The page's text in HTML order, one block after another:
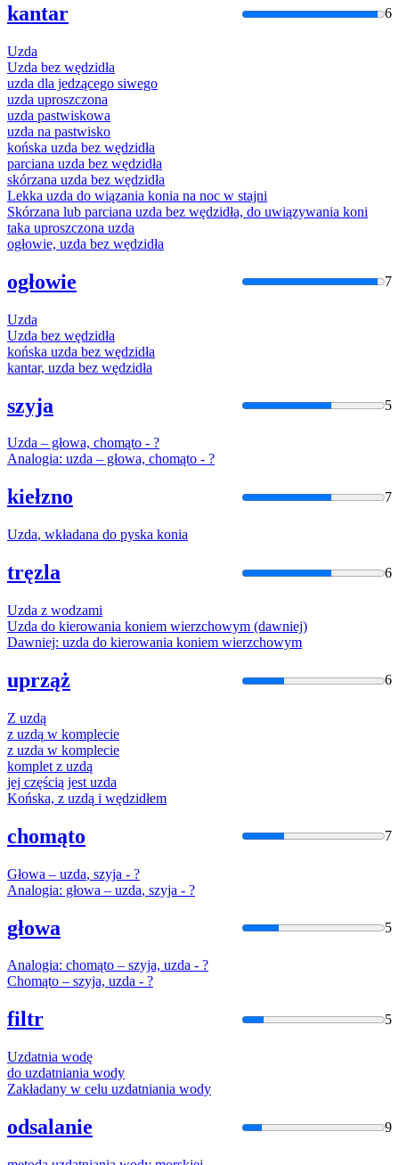
kantar 6
Uzda
Uzda bez wędzidła
uzda dla jedzącego siwego
uzda uproszczona
uzda pastwiskowa
uzda na pastwisko
końska uzda bez wędzidła
parciana uzda bez wędzidła
skórzana uzda bez wędzidła
Lekka uzda do wiązania konia na noc w stajni
Skórzana lub parciana uzda bez wędzidła, do uwiązywania koni
taka uproszczona uzda
ogłowie, uzda bez wędzidła
ogłowie 7
Uzda
Uzda bez wędzidła
końska uzda bez wędzidła
kantar, uzda bez wędzidła
szyja 5
Uzda – głowa, chomąto - ?
Analogia: uzda – głowa, chomąto - ?
kiełzno 7
Uzda, wkładana do pyska konia
tręzla 6
Uzda z wodzami
Uzda do kierowania koniem wierzchowym (dawniej)
Dawniej: uzda do kierowania koniem wierzchowym
uprząż 6
Z uzdą
z uzdą w komplecie
z uzda w komplecie
komplet z uzdą
jej częścią jest uzda
Końska, z uzdą i wędzidłem
chomąto 7
Głowa – uzda, szyja - ?
Analogia: głowa – uzda, szyja - ?
głowa 5
Analogia: chomąto – szyja, uzda - ?
Chomąto – szyja, uzda - ?
filtr 5
Uzdatnia wodę
do uzdatniania wody
Zakładany w celu uzdatniania wody
odsalanie 9